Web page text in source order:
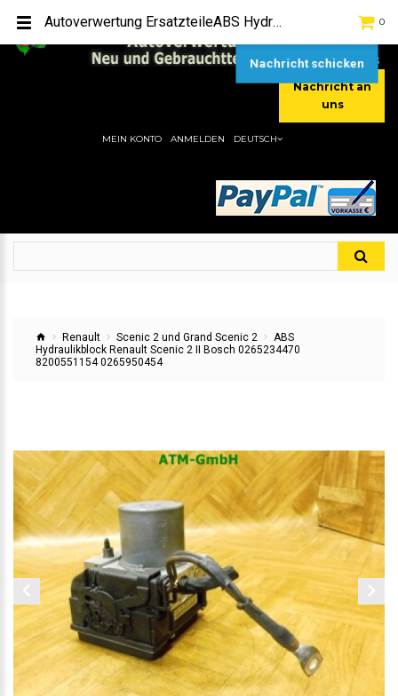
[+49] (0) 2232-5205
[+49] (0) 177 / 4080033
Nachricht an
uns
0
MEIN KONTO ANMELDEN DEUTSCH
Renault Scenic 2 und Grand Scenic 2
ABS
Hydraulikblock Renault Scenic 2 II Bosch 0265234470
8200551154 0265950454
Autoverwertung ErsatzteileABS Hydraulikblock Renault Scenic 2 II Bosch 0265234470 8200551154 0265950454Hier gibt es viele Autoersatzteile, günstigen Preise, gute Qualität
Nachricht schicken